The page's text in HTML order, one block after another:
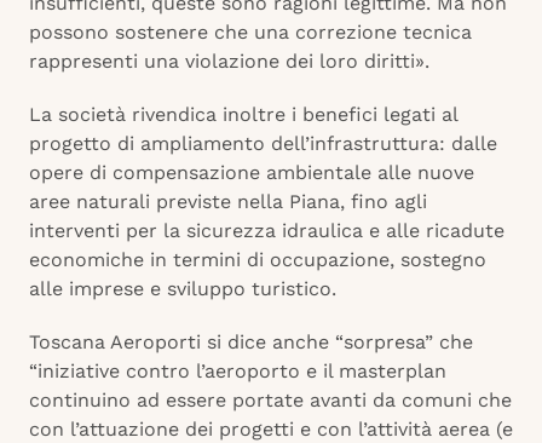
possono sostenere che una correzione tecnica
rappresenti una violazione dei loro diritti».
La società rivendica inoltre i benefici legati al
progetto di ampliamento dell’infrastruttura: dalle
opere di compensazione ambientale alle nuove
aree naturali previste nella Piana, fino agli
interventi per la sicurezza idraulica e alle ricadute
economiche in termini di occupazione, sostegno
alle imprese e sviluppo turistico.
Toscana Aeroporti si dice anche “sorpresa” che
“iniziative contro l’aeroporto e il masterplan
continuino ad essere portate avanti da comuni che
con l’attuazione dei progetti e con l’attività aerea (e